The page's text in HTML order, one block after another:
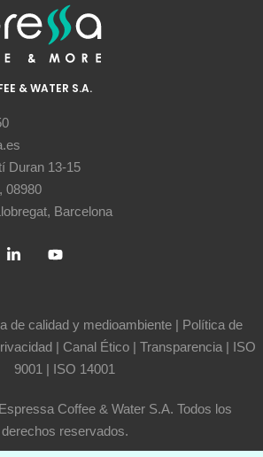
& WATER S.A.
Duran 13-15
08980
Barcelona
de calidad y medioambiente| Política de
| Canal Ético | Transparencia | ISO
9001 | ISO 14001
Coffee & Water S.A. Todos los
derechos reservados.